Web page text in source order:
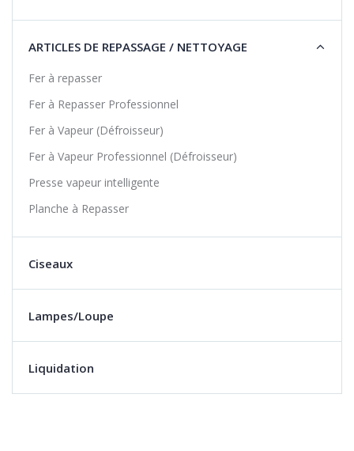
ARTICLES DE REPASSAGE / NETTOYAGE
Fer à repasser
Fer à Repasser Professionnel
Fer à Vapeur (Défroisseur)
Fer à Vapeur Professionnel (Défroisseur)
Presse vapeur intelligente
Planche à Repasser
Ciseaux
Lampes/Loupe
Liquidation